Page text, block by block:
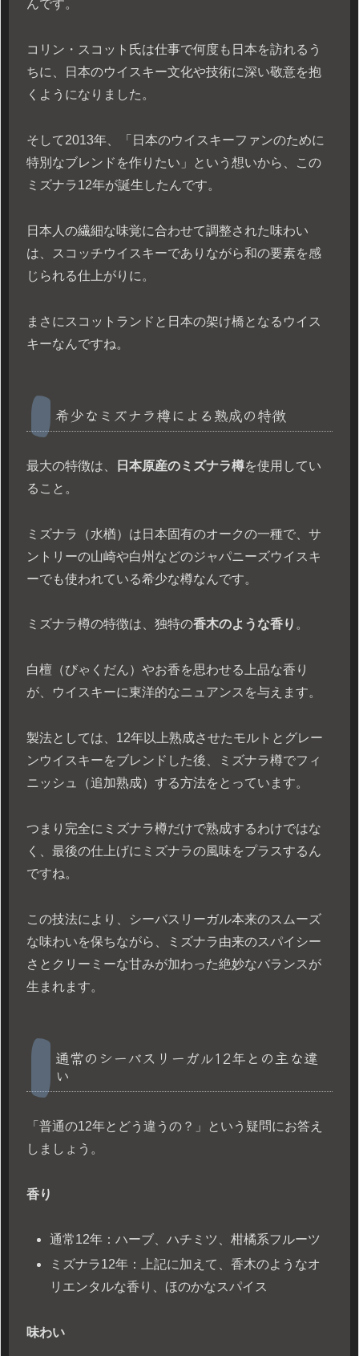
んです。
コリン・スコット氏は仕事で何度も日本を訪れるう
ちに、日本のウイスキー文化や技術に深い敬意を抱
くようになりました。
そして2013年、「日本のウイスキーファンのために
特別なブレンドを作りたい」という想いから、この
ミズナラ12年が誕生したんです。
日本人の繊細な味覚に合わせて調整された味わい
は、スコッチウイスキーでありながら和の要素を感
じられる仕上がりに。
まさにスコットランドと日本の架け橋となるウイス
キーなんですね。
希少なミズナラ樽による熟成の特徴
最大の特徴は、 日本原産のミズナラ樽を使用してい
ること。
ミズナラ（水楢）は日本固有のオークの一種で、サ
ントリーの山崎や白州などのジャパニーズウイスキ
ーでも使われている希少な樽なんです。
ミズナラ樽の特徴は、独特の香木のような香り 。
白檀（びゃくだん）やお香を思わせる上品な香り
が、ウイスキーに東洋的なニュアンスを与えます。
製法としては、12年以上熟成させたモルトとグレー
ンウイスキーをブレンドした後、ミズナラ樽でフィ
ニッシュ（追加熟成）する方法をとっています。
つまり完全にミズナラ樽だけで熟成するわけではな
く、最後の仕上げにミズナラの風味をプラスするん
ですね。
この技法により、シーバスリーガル本来のスムーズ
な味わいを保ちながら、ミズナラ由来のスパイシー
さとクリーミーな甘みが加わった絶妙なバランスが
生まれます。
通常のシーバスリーガル12年との主な違
い
「普通の12年とどう違うの？」という疑問にお答え
しましょう。
香り
通常12年：ハーブ、ハチミツ、柑橘系フルーツ
ミズナラ12年：上記に加えて、香木のようなオ
リエンタルな香り、ほのかなスパイス
味わい